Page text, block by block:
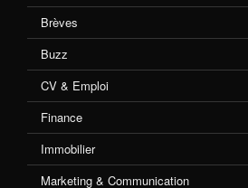
Brèves
Buzz
CV & Emploi
Finance
Immobilier
Marketing & Communication